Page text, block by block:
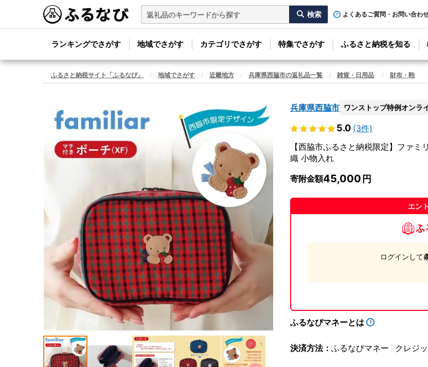
よくあるご質問・お問い合わ
ランキングでさがす 地域でさがす カテゴリでさがす 特集でさがす ふるさと納税を知る
ふるさと納税サイト「ふるなび」 地域でさがす 近畿地方 兵庫県西脇市の返礼品一覧 雑貨・日用品 財布・鞄
兵庫県西脇市 ワンストップ特例オンラ
5.0 (3件)
【西脇市ふるさと納税限定】ファ
織 小物入れ
寄附金額45,000
エン
ログインして
ふるなびマネーとは
決済方法： ふるなびマネー クレジ